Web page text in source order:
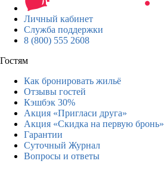
Личный кабинет
Служба поддержки
8 (800) 555 2608
Гостям
Как бронировать жильё
Отзывы гостей
Кэшбэк 30%
Акция «Пригласи друга»
Акция «Скидка на первую бронь»
Гарантии
Суточный Журнал
Вопросы и ответы